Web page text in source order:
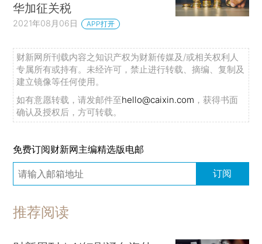
华加征关税
2021年08月06日 APP打开
财新网所刊载内容之知识产权为财新传媒及/或相关权利人
专属所有或持有。未经许可，禁止进行转载、摘编、复制及
建立镜像等任何使用。
如有意愿转载，请发邮件至hello@caixin.com ，获得书面
确认及授权后，方可转载。
免费订阅财新网主编精选版电邮
订阅
推荐阅读